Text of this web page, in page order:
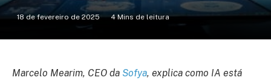
18 de fevereiro de 2025 4 Mins de leitura
Marcelo Mearim, CEO da Sofya, explica como IA está